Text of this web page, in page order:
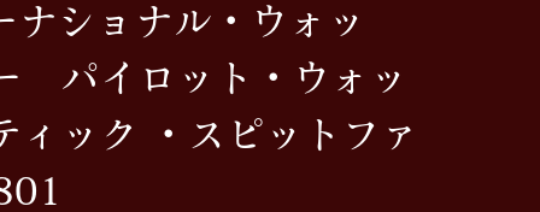
ショナル・ウォッ
パイロット・ウォッ
ック ・スピットファ